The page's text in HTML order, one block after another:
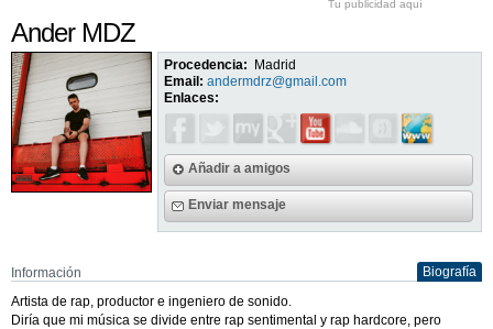
Tu publicidad aquí
Ander MDZ
Procedencia:
Madrid
Email: andermdrz@gmail.com
Enlaces:
Añadir a amigos
Enviar mensaje
Información
Biografía
Artista de rap, productor e ingeniero de sonido.
Diría que mi música se divide entre rap sentimental y rap hardcore, pero